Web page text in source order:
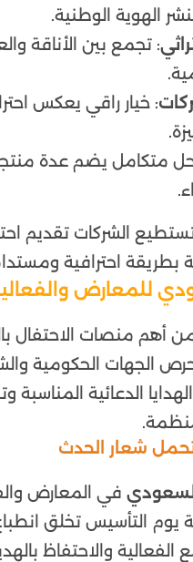
الهوية الوطنية.
: تجمع بين الأناقة
: خيار راقي يعكس
متكامل يضم عدة
تستطيع الشركات تقديم
بطريقة احترافية
للمعارض
أهم منصات الاحتفال
الجهات الحكومية
الدعائية
تحمل شعار الحدث
في المعارض
يوم التأسيس تخلق
والاحتفاظ